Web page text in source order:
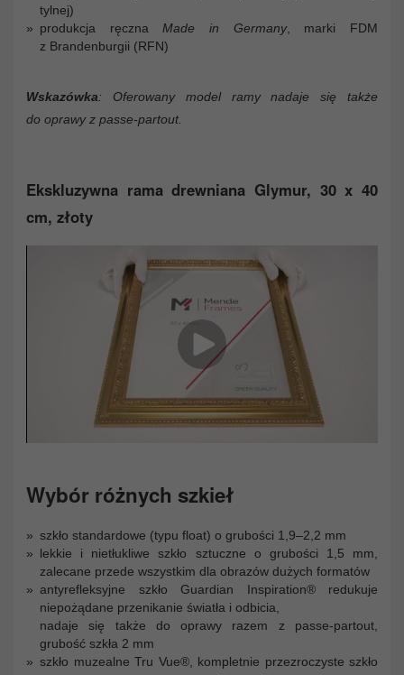
tylnej)
produkcja ręcznaMade in Germany, marki FDM
z Brandenburgii (RFN)
Wskazówka: Oferowany model ramy nadaje się także
do oprawy z passe-partout.
Ekskluzywna rama drewniana Glymur, 30 x 40
cm, złoty
Wybór różnych szkieł
szkło standardowe (typu float) o grubości 1,9–2,2 mm
lekkie i nietłukliwe szkło sztuczne o grubości 1,5 mm,
zalecane przede wszystkim dla obrazów dużych formatów
antyrefleksyjne szkło Guardian Inspiration® redukuje
niepożądane przenikanie światła i odbicia,
nadaje się także do oprawy razem z passe-partout,
grubość szkła 2 mm
szkło muzealne Tru Vue®, kompletnie przezroczyste szkło